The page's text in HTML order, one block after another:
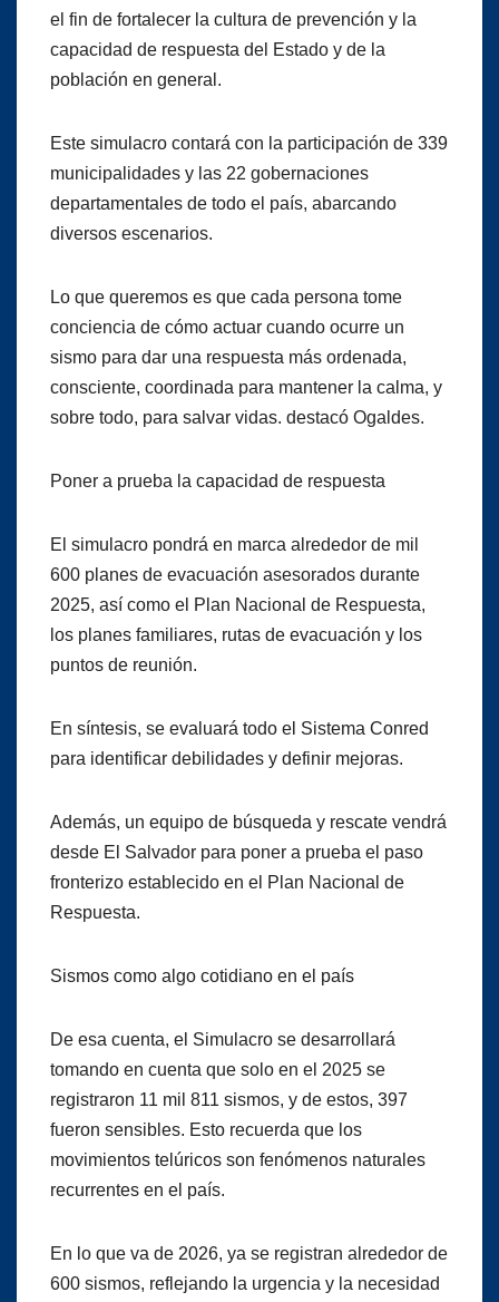
el fin de fortalecer la cultura de prevención y la
capacidad de respuesta del Estado y de la
población en general.
Este simulacro contará con la participación de 339
municipalidades y las 22 gobernaciones
departamentales de todo el país, abarcando
diversos escenarios.
Lo que queremos es que cada persona tome
conciencia de cómo actuar cuando ocurre un
sismo para dar una respuesta más ordenada,
consciente, coordinada para mantener la calma, y
sobre todo, para salvar vidas. destacó Ogaldes.
Poner a prueba la capacidad de respuesta
El simulacro pondrá en marca alrededor de mil
600 planes de evacuación asesorados durante
2025, así como el Plan Nacional de Respuesta,
los planes familiares, rutas de evacuación y los
puntos de reunión.
En síntesis, se evaluará todo el Sistema Conred
para identificar debilidades y definir mejoras.
Además, un equipo de búsqueda y rescate vendrá
desde El Salvador para poner a prueba el paso
fronterizo establecido en el Plan Nacional de
Respuesta.
Sismos como algo cotidiano en el país
De esa cuenta, el Simulacro se desarrollará
tomando en cuenta que solo en el 2025 se
registraron 11 mil 811 sismos, y de estos, 397
fueron sensibles. Esto recuerda que los
movimientos telúricos son fenómenos naturales
recurrentes en el país.
En lo que va de 2026, ya se registran alrededor de
600 sismos, reflejando la urgencia y la necesidad